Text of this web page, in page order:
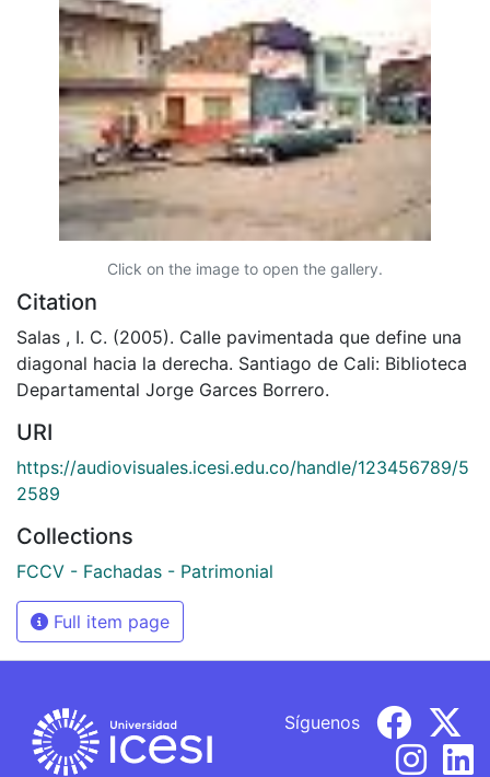
Click on the image to open the gallery.
Citation
Salas , I. C. (2005). Calle pavimentada que define una
diagonal hacia la derecha. Santiago de Cali: Biblioteca
Departamental Jorge Garces Borrero.
URI
https://audiovisuales.icesi.edu.co/handle/123456789/5
2589
Collections
FCCV - Fachadas - Patrimonial
Full item page
Síguenos